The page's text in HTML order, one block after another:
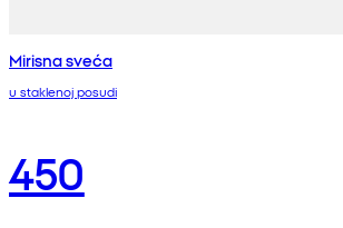
Mirisna sveća
u staklenoj posudi
450